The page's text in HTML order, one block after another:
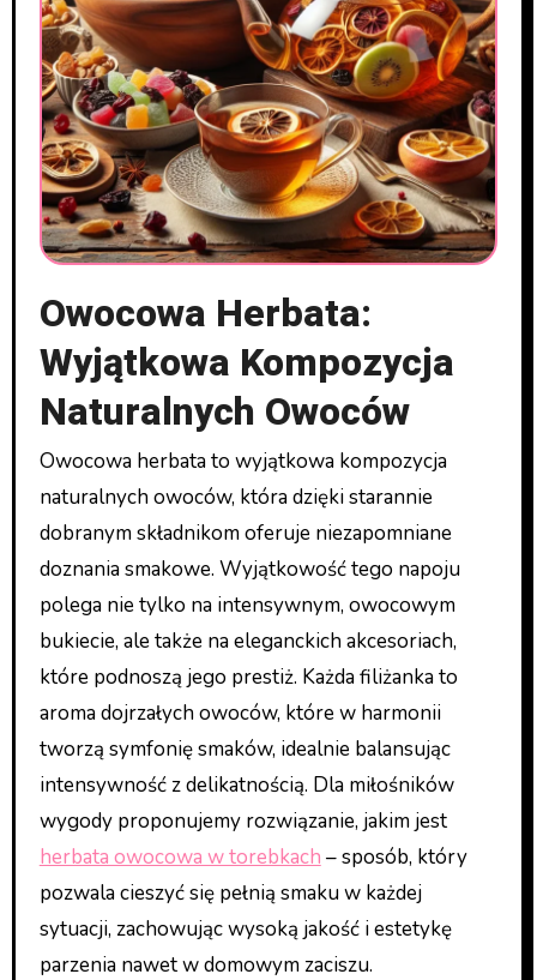
Owocowa Herbata:
Wyjątkowa Kompozycja
Naturalnych Owoców
Owocowa herbata to wyjątkowa kompozycja
naturalnych owoców, która dzięki starannie
dobranym składnikom oferuje niezapomniane
doznania smakowe. Wyjątkowość tego napoju
polega nie tylko na intensywnym, owocowym
bukiecie, ale także na eleganckich akcesoriach,
które podnoszą jego prestiż. Każda filiżanka to
aroma dojrzałych owoców, które w harmonii
tworzą symfonię smaków, idealnie balansując
intensywność z delikatnością. Dla miłośników
wygody proponujemy rozwiązanie, jakim jest
herbata owocowa w torebkach – sposób, który
pozwala cieszyć się pełnią smaku w każdej
sytuacji, zachowując wysoką jakość i estetykę
parzenia nawet w domowym zaciszu.